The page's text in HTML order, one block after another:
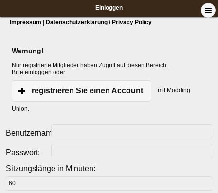
Einloggen
Impressum Datenschutzerklärung / Privacy Policy
Warnung!
Nur registrierte Mitglieder haben Zugriff auf diesen Bereich.
Bitte einloggen oder
registrieren Sie einen Account mit Modding
Union.
Benutzername:
Passwort:
Sitzungslänge in Minuten: